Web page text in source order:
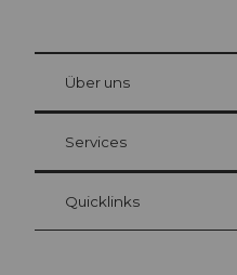
Gästekarte Luzern
Ihre Vorteile als Übernachtungsgast
at Bre
Über uns
Services
Quicklinks